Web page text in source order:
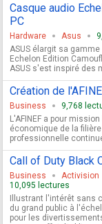
Casque audio
PC
Hardware Asus
ASUS élargit sa
Echelon Edition
ASUS s'est inspiré des
Création de
Business
9,768
L'AFINEF a pour
économique de la
professionnelle
Call of Duty Black
Business
Activision
10,095 lectures
Illustrant l'intérêt sans
du grand public à
pour les